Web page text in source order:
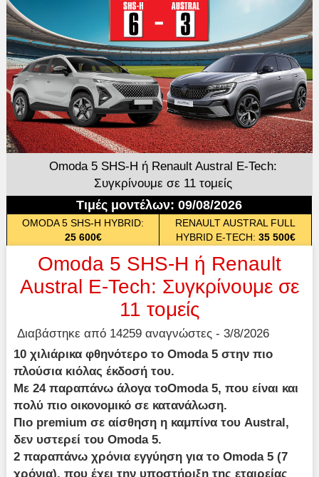
Omoda 5 SHS-H ή Renault Austral E-Tech:
Συγκρίνουμε σε 11 τομείς
Τιμές μοντέλων: 09/08/2026
OMODA 5 SHS-H HYBRID:
25 600€
RENAULT AUSTRAL FULL
HYBRID E-TECH: 35 500€
Omoda 5 SHS-H ή Renault
Austral E-Tech: Συγκρίνουμε σε
11 τομείς
Διαβάστηκε από 14259 αναγνώστες - 3/8/2026
10 χιλιάρικα φθηνότερο το Omoda 5 στην πιο
πλούσια κιόλας έκδοσή του.
Με 24 παραπάνω άλογα τοOmoda 5, που είναι και
πολύ πιο οικονομικό σε κατανάλωση.
Πιο premium σε αίσθηση η καμπίνα του Austral,
δεν υστερεί του Omoda 5.
2 παραπάνω χρόνια εγγύηση για το Omoda 5 (7
χρόνια), που έχει την υποστήριξη της εταιρείας